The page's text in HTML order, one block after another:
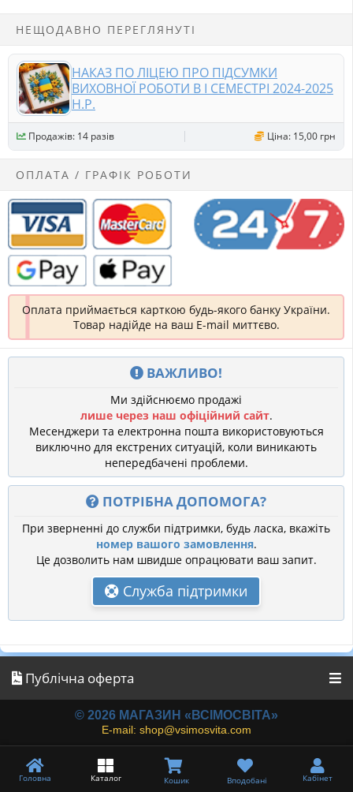
НЕЩОДАВНО ПЕРЕГЛЯНУТІ
НАКАЗ ПО ЛІЦЕЮ ПРО ПІДСУМКИ
ВИХОВНОЇ РОБОТИ В І СЕМЕСТРІ 2024-2025
Н.Р.
Продажів: 14 разів Ціна: 15,00 грн
ОПЛАТА / ГРАФІК РОБОТИ
Оплата приймається карткою будь-якого банку України.
Товар надійде на ваш E-mail миттєво.
ВАЖЛИВО!
Ми здійснюємо продажі
лише через наш офіційний сайт.
Месенджери та електронна пошта використовуються
виключно для екстрених ситуацій, коли виникають
непередбачені проблеми.
ПОТРІБНА ДОПОМОГА?
При зверненні до служби підтримки, будь ласка, вкажіть
номер вашого замовлення.
Це дозволить нам швидше опрацювати ваш запит.
Служба підтримки
Публічна оферта
© 2026 МАГАЗИН «ВСІМОСВІТА»
E-mail: shop@vsimosvita.com
Головна Каталог Кошик Вподобані Кабінет